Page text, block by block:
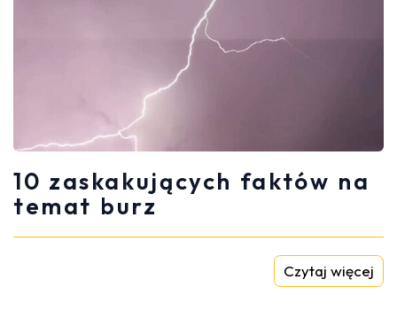
10 zaskakujących faktów na
temat burz
Czytaj więcej